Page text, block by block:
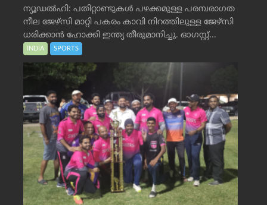
ന്യൂഡൽഹി: പതിറ്റാണ്ടുകൾ പഴക്കമുള്ള പരമ്പരാഗത
നീല ജേഴ്‌സി മാറ്റി പകരം കാവി നിറത്തിലുള്ള ജേഴ്‌സി
ധരിക്കാൻ ഹോക്കി ഇന്ത്യ തീരുമാനിച്ചു. ഓഗസ്റ്റ്...
INDIA SPORTS